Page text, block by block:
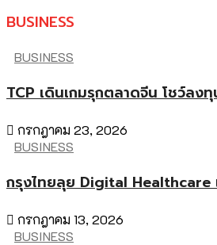
BUSINESS
BUSINESS
TCP เดินเกมรุกตลาดจีน โชว์ลง
กรกฎาคม 23, 2026
BUSINESS
กรุงไทยลุย Digital Healthcare
กรกฎาคม 13, 2026
BUSINESS